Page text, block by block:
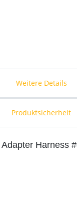
Weitere Details
Produktsicherheit
Harness